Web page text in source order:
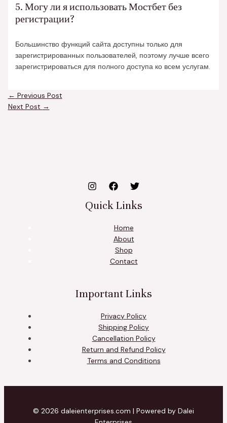
5. Могу ли я использовать Мостбет без
регистрации?
Большинство функций сайта доступны только для
зарегистрированных пользователей, поэтому лучше всего
зарегистрироваться для полного доступа ко всем услугам.
← Previous Post
Next Post →
Quick Links
Home
About
Shop
Contact
Important Links
Privacy Policy
Shipping Policy
Cancellation Policy
Return and Refund Policy
Terms and Conditions
© 2026 daleienterprises.com | Powered by Dalei